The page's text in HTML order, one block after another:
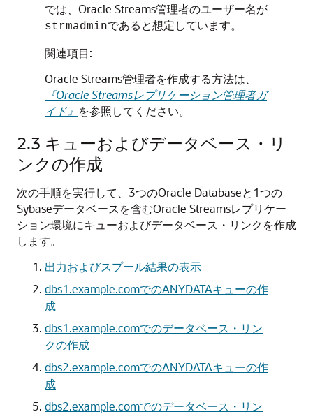
では、Oracle Streams管理者のユーザー名が
strmadminであると想定しています。
関連項目:
Oracle Streams管理者を作成する方法は、
『Oracle Streamsレプリケーション管理者ガ
イド』 を参照してください。
2.3 キューおよびデータベース・リ
ンクの作成
次の手順を実行して、3つのOracle Databaseと1つの
Sybaseデータベースを含むOracle Streamsレプリケー
ション環境にキューおよびデータベース・リンクを作成
します。
出力およびスプール結果の表示
dbs1.example.comでのANYDATAキューの作
成
dbs1.example.comでのデータベース・リン
クの作成
dbs2.example.comでのANYDATAキューの作
成
dbs2.example.comでのデータベース・リン